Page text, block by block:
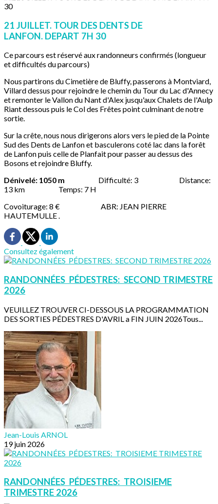
21 JUILLET. TOUR DES DENTS DE
LANFON. DEPART 7H 30
Ce parcours est réservé aux randonneurs confirmés (longueur
et difficultés du parcours)
Nous partirons du Cimetière de Bluffy, passerons à Montviard,
Villard dessus pour rejoindre le chemin du Tour du Lac d'Annecy
et remonter le Vallon du Nant d'Alex jusqu'aux Chalets de l'Aulp
Riant dessous puis le Col des Frêtes point culminant de notre
sortie.
Sur la crête, nous nous dirigerons alors vers le pied de la Pointe
Sud des Dents de Lanfon et basculerons coté lac dans la forêt
de Lanfon puis celle de Planfait pour passer au dessus des
Bosons et rejoindre Bluffy.
Dénivelé: 1050 m Difficulté: 3 Distance:
13 km Temps: 7 H
Covoiturage: 8 € ABR: JEAN PIERRE
HAUTEMULLE .
Consultez également
RANDONNÉES PÉDESTRES: SECOND TRIMESTRE
2026
VEUILLEZ TROUVER CI-DESSOUS LA PROGRAMMATION
DES SORTIES PÉDESTRES D'AVRIL a FIN JUIN 2026Tous...
Jean-Louis ARNOL
19 juin 2026
RANDONNÉES PÉDESTRES: TROISIEME
TRIMESTRE 2026